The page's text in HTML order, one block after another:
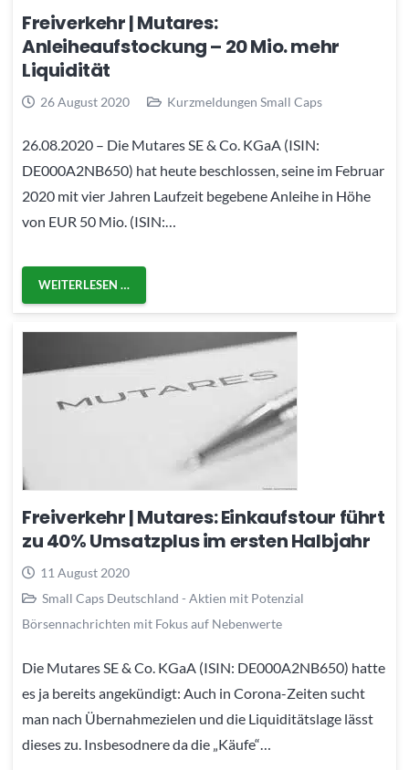
Freiverkehr | Mutares:
Anleiheaufstockung – 20 Mio. mehr
Liquidität
26 August 2020 Kurzmeldungen Small Caps
26.08.2020 – Die Mutares SE & Co. KGaA (ISIN:
DE000A2NB650) hat heute beschlossen, seine im Februar
2020 mit vier Jahren Laufzeit begebene Anleihe in Höhe
von EUR 50 Mio. (ISIN:…
WEITERLESEN …
Freiverkehr | Mutares: Einkaufstour führt
zu 40% Umsatzplus im ersten Halbjahr
11 August 2020
Small Caps Deutschland - Aktien mit Potenzial
Börsennachrichten mit Fokus auf Nebenwerte
Die Mutares SE & Co. KGaA (ISIN: DE000A2NB650) hatte
es ja bereits angekündigt: Auch in Corona-Zeiten sucht
man nach Übernahmezielen und die Liquiditätslage lässt
dieses zu. Insbesodnere da die „Käufe“…